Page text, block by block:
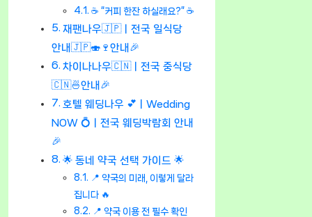
☕ “커피 한잔 하실래요?” ☕
재팬나우🇯🇵ㅣ전국 일식당
안내🇯🇵🍣🍷안내🎉
차이나나우🇨🇳ㅣ전국 중식당
🇨🇳🍜안내🎉
호텔 웨딩나우 💕ㅣWedding
NOW 💍ㅣ전국 웨딩박람회 안내
🎉
🌟 동네 약국 선택 가이드 🌟
📍 약국의 미래, 이렇게 달라
집니다 🔥
📍 약국 이용 전 필수 확인